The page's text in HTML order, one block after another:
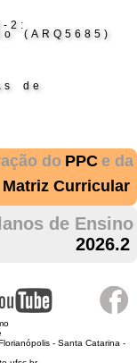
2:
(ARQ5685)
de
do PPC e da
Matriz Curricular
de Ensino
2026.2
- Santa Catarina -